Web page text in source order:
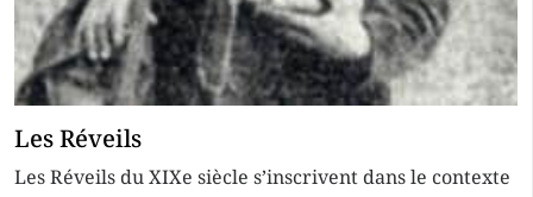
Les Réveils
Les Réveils du XIXe siècle s’inscrivent dans le contexte